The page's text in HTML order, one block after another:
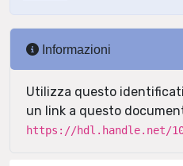
Informazioni
Utilizza questo
un link a questo
https://hdl.handle.net/